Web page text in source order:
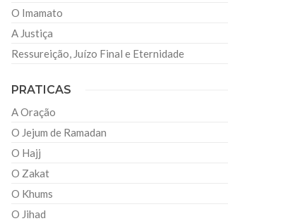
O Imamato
A Justiça
Ressureição, Juízo Final e Eternidade
PRATICAS
A Oração
O Jejum de Ramadan
O Hajj
O Zakat
O Khums
O Jihad